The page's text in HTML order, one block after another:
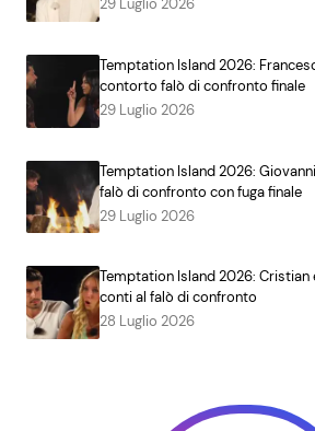
29 Luglio 2026
Temptation Island 2026:
contorto falò di confronto finale
29 Luglio 2026
Temptation Island 2026:
falò di confronto con fuga finale
29 Luglio 2026
Temptation Island 2026: Cristian
conti al falò di confronto
28 Luglio 2026